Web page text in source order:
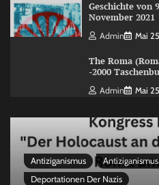
Geschichte von
November 2021
Admin Mai
The Roma
-2000
Admin Mai
Antiziganismus
Deportationen Der Nazis